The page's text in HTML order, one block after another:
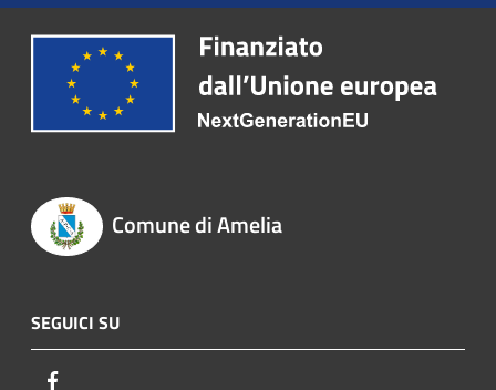
Comune di Amelia
SEGUICI SU